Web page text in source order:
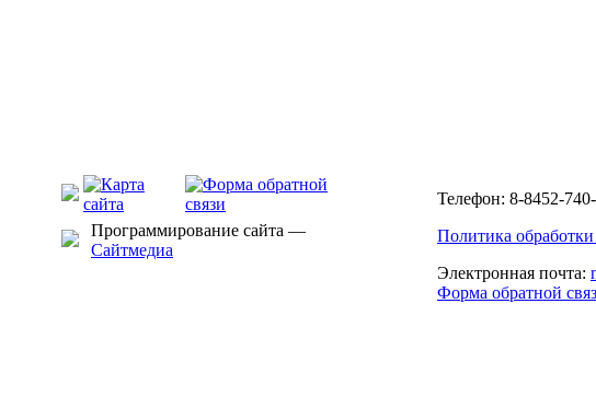
Программирование сайта —
Сайтмедиа
Телефон: 8-8452-
Политика
Электронная почта:
Форма обратной